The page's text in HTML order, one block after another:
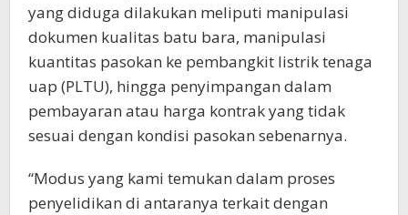
yang diduga dilakukan meliputi manipulasi
dokumen kualitas batu bara, manipulasi
kuantitas pasokan ke pembangkit listrik tenaga
uap (PLTU), hingga penyimpangan dalam
pembayaran atau harga kontrak yang tidak
sesuai dengan kondisi pasokan sebenarnya.
“Modus yang kami temukan dalam proses
penyelidikan di antaranya terkait dengan